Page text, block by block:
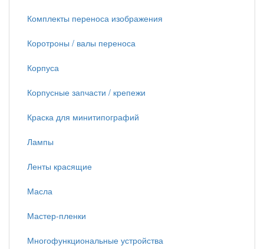
Комплекты переноса изображения
Коротроны / валы переноса
Корпуса
Корпусные запчасти / крепежи
Краска для минитипографий
Лампы
Ленты красящие
Масла
Мастер-пленки
Многофункциональные устройства